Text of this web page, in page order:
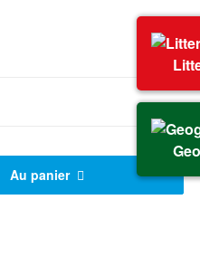
Au panier